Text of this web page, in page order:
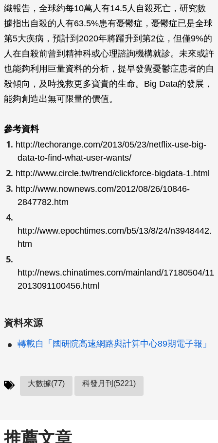
織報告，全球約每10萬人有14.5人自殺死亡，研究數
據指出自殺的人有63.5%患有憂鬱症，憂鬱症已是全球
第5大疾病，預計到2020年將躍升到第2位，但僅9%的
人在自殺前曾到精神科或心理諮詢機構就診。未來或許
也能夠利用巨量資料的分析，提早發覺憂鬱症患者的自
殺傾向，及時挽救更多寶貴的生命。Big Data的發展，
能夠創造出無可限量的價值。
參考資料
http://techorange.com/2013/05/23/netflix-use-big-
data-to-find-what-user-wants/
http://www.circle.tw/trend/clickforce-bigdata-1.html
http://www.nownews.com/2012/08/26/10846-
2847782.htm
http://www.epochtimes.com/b5/13/8/24/n3948442.
htm
http://news.chinatimes.com/mainland/17180504/11
2013091100456.html
資料來源
轉載自「國研院高速網路與計算中心89期電子報」
大數據(77) 科發月刊(5221)
推薦文章